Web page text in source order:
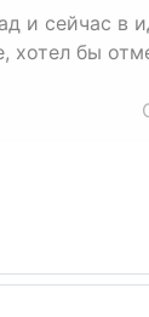
и сейчас в
бы